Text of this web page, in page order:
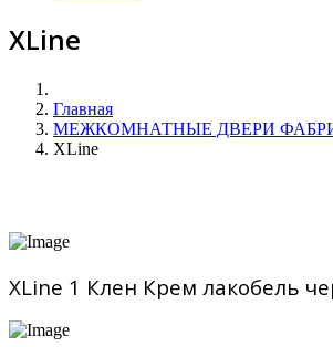
XLine
Главная
МЕЖКОМНАТНЫЕ ДВЕРИ
XLine
XLine 1 Клен Крем лакобель